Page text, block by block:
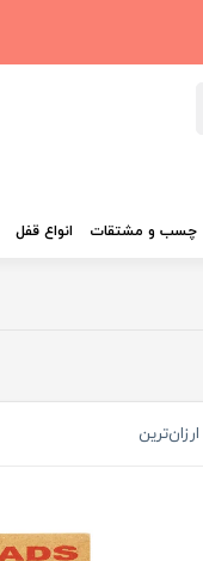
چسب و مشتقات انواع قفل
ارزان‌ترین